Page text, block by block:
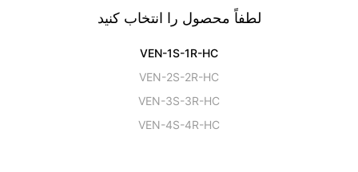
لطفاً محصول را انتخاب کنید
VEN-1S-1R-HC
VEN-2S-2R-HC
VEN-3S-3R-HC
VEN-4S-4R-HC